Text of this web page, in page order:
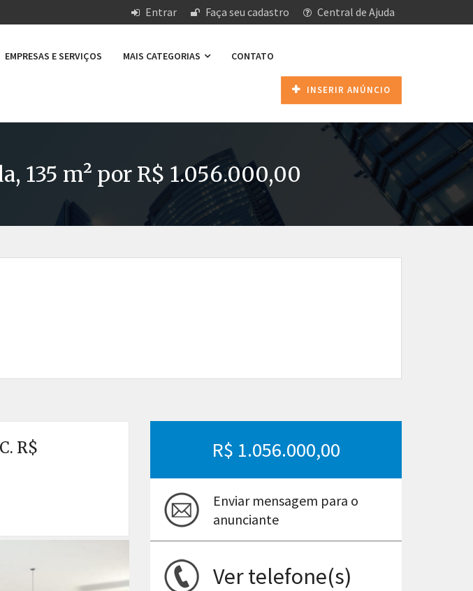
Entrar Faça seu cadastro Central de Ajuda
EMPRESAS E SERVIÇOS MAIS CATEGORIAS CONTATO
INSERIR ANÚNCIO
135 m² por R$ 1.056.000,00
R$
R$ 1.056.000,00
Enviar mensagem para o
anunciante
Ver telefone(s)